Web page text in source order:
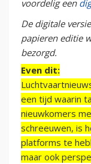
voordelig een
De digitale
papieren editie
bezorgd.
Even dit:
een tijd waarin
nieuwkomers
schreeuwen, is
platforms te
maar ook